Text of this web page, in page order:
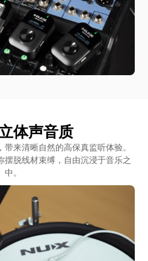
体声音质
来清晰自然的高保真监听体验。
摆脱线材束缚，自由沉浸于音乐之
中。